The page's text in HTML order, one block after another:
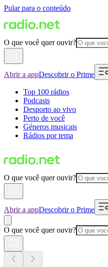
Pular para o conteúdo
O que você quer ouvir?
Abrir a appDescobrir o Prime
Top 100 rádios
Podcasts
Desporto ao vivo
Perto de você
Géneros musicais
Rádios por tema
O que você quer ouvir?
Abrir a appDescobrir o Prime
O que você quer ouvir?